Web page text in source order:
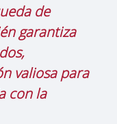
de
garantiza
valiosa para
con la